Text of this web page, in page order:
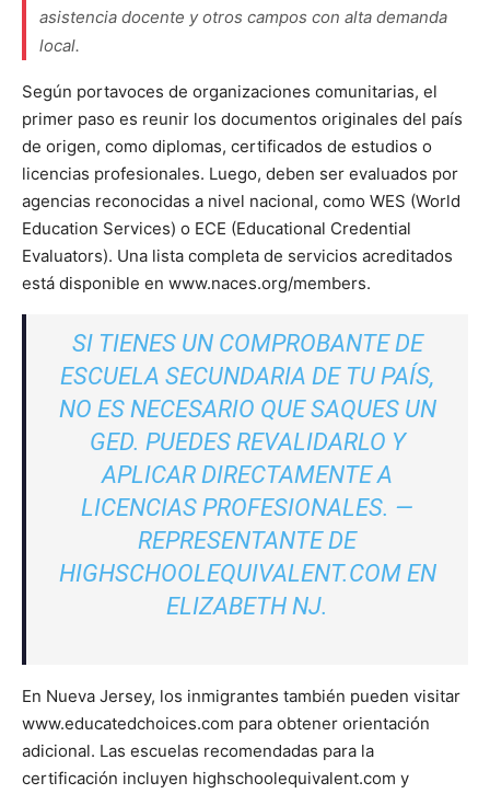
asistencia docente y otros campos con alta demanda
local.
Según portavoces de organizaciones comunitarias, el
primer paso es reunir los documentos originales del país
de origen, como diplomas, certificados de estudios o
licencias profesionales. Luego, deben ser evaluados por
agencias reconocidas a nivel nacional, como WES (World
Education Services) o ECE (Educational Credential
Evaluators). Una lista completa de servicios acreditados
está disponible en www.naces.org/members.
SI TIENES UN COMPROBANTE DE
ESCUELA SECUNDARIA DE TU PAÍS,
NO ES NECESARIO QUE SAQUES UN
GED. PUEDES REVALIDARLO Y
APLICAR DIRECTAMENTE A
LICENCIAS PROFESIONALES. —
REPRESENTANTE DE
HIGHSCHOOLEQUIVALENT.COM EN
ELIZABETH NJ.
En Nueva Jersey, los inmigrantes también pueden visitar
www.educatedchoices.com para obtener orientación
adicional. Las escuelas recomendadas para la
certificación incluyen highschoolequivalent.com y